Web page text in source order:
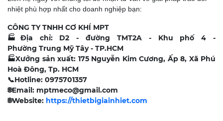
nhiệt phù hợp nhất cho doanh nghiệp bạn:
CÔNG TY TNHH CƠ KHÍ MPT
🏭 Địa chỉ: D2 - đường TMT2A - Khu phố 4 -
Phường Trung Mỹ Tây - TP.HCM
🏭Xưởng sản xuất: 175 Nguyễn Kim Cương, Ấp 8, Xã Phú
Hoà Đông, Tp. HCM
📞Hotline: 0975701357
🌐Email: mptmeco@gmail.com
🌐Website: https://thietbigiainhiet.com